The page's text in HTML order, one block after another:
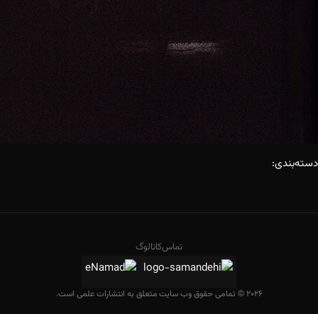
دسته‌بندی:
تماسکاتالوگ
2026 © تمامی حقوق وب سایت متعلق به انتشارات علمی است.